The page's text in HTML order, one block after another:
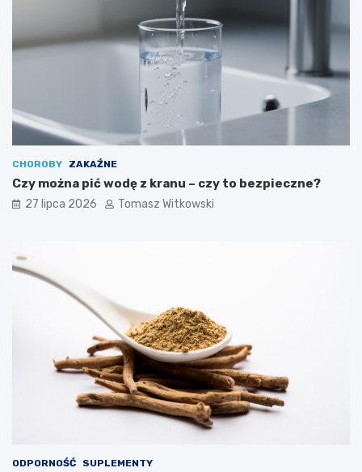
CHOROBY ZAKAŹNE
Czy można pić wodę z kranu – czy to bezpieczne?
27 lipca 2026 Tomasz Witkowski
ODPORNOŚĆ SUPLEMENTY